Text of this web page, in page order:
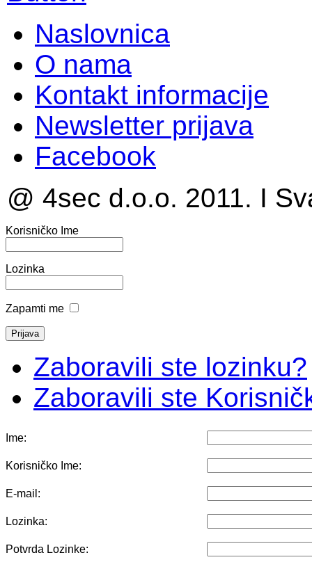
Naslovnica
O nama
Kontakt informacije
Newsletter prijava
Facebook
@ 4sec d.o.o. 2011. I
Korisničko Ime
Lozinka
Zapamti me
Zaboravili ste lozinku?
Zaboravili ste
Ime:
Korisničko Ime:
E-mail:
Lozinka:
Potvrda Lozinke: